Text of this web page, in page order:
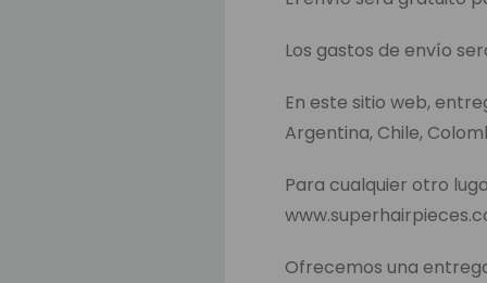
Los gastos de envío
En este sitio web,
Argentina, Chile,
Para cualquier otro
Ofrecemos una